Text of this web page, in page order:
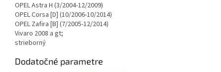
OPEL Astra H (3/2004-12/2009)
OPEL Corsa [D] (10/2006-10/2014)
OPEL Zafira [B] (7/2005-12/2014)
Vivaro 2008 a gt;
strieborný
Dodatočné parametre